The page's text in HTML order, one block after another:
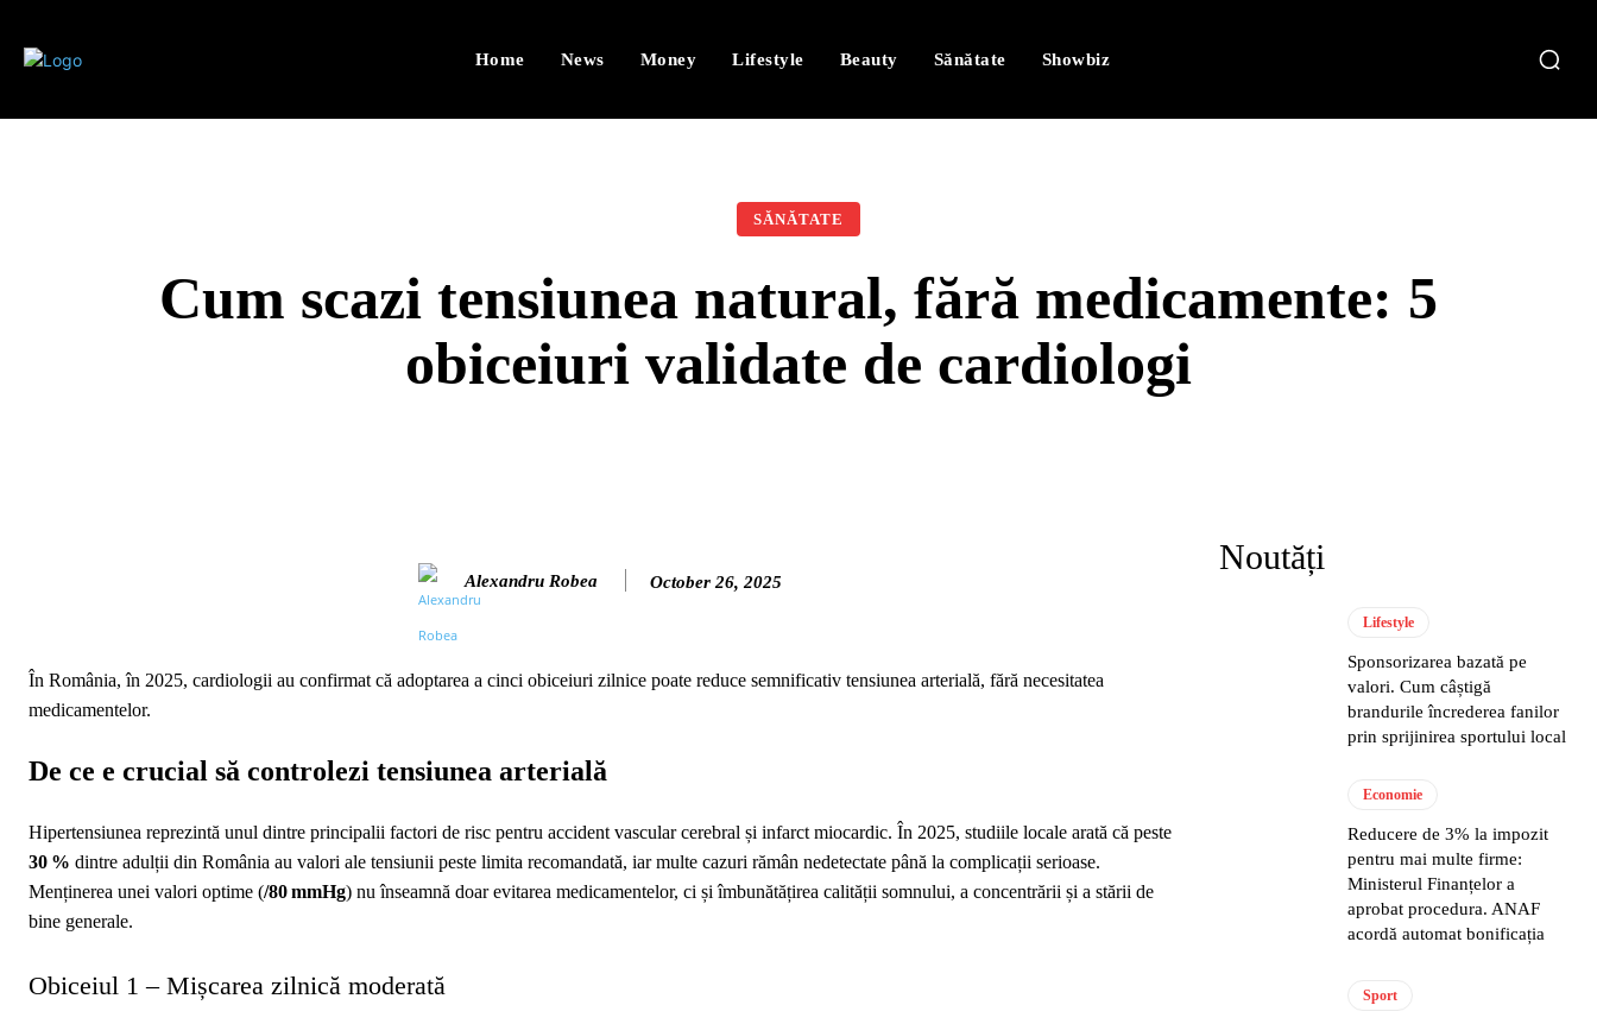
Home News Money Lifestyle Beauty Sănătate Showbiz
SĂNĂTATE
Cum scazi tensiunea natural, fără medicamente: 5
obiceiuri validate de cardiologi
Alexandru Robea October 26, 2025
În România, în 2025, cardiologii au confirmat că adoptarea a cinci obiceiuri zilnice poate reduce semnificativ tensiunea arterială, fără necesitatea
medicamentelor.
De ce e crucial să controlezi tensiunea arterială
Hipertensiunea reprezintă unul dintre principalii factori de risc pentru accident vascular cerebral și infarct miocardic. În 2025, studiile locale arată că peste
30 % dintre adulții din România au valori ale tensiunii peste limita recomandată, iar multe cazuri rămân nedetectate până la complicații serioase.
Menținerea unei valori optime (/80 mmHg) nu înseamnă doar evitarea medicamentelor, ci și îmbunătățirea calității somnului, a concentrării și a stării de
bine generale.
Obiceiul 1 – Mișcarea zilnică moderată
Noutăți
Lifestyle
Sponsorizarea bazată pe
valori. Cum câștigă
brandurile încrederea fanilor
prin sprijinirea sportului local
Economie
Reducere de 3% la impozit
pentru mai multe firme:
Ministerul Finanțelor a
aprobat procedura. ANAF
acordă automat bonificația
Sport